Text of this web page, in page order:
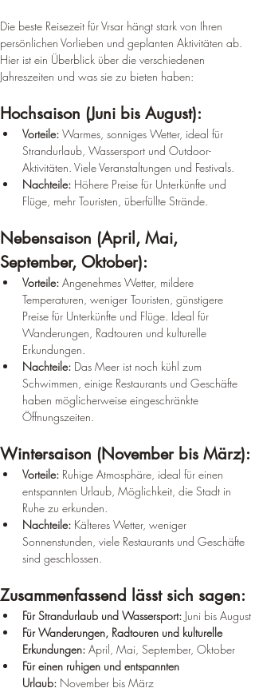
Die beste Reisezeit für Vrsar hängt stark von Ihren
persönlichen Vorlieben und geplanten Aktivitäten ab.
Hier ist ein Überblick über die verschiedenen
Jahreszeiten und was sie zu bieten haben:
Hochsaison (Juni bis August):
Vorteile: Warmes, sonniges Wetter, ideal für
Strandurlaub, Wassersport und Outdoor-
Aktivitäten. Viele Veranstaltungen und Festivals.
Nachteile: Höhere Preise für Unterkünfte und
Flüge, mehr Touristen, überfüllte Strände.
Nebensaison (April, Mai,
September, Oktober):
Vorteile: Angenehmes Wetter, mildere
Temperaturen, weniger Touristen, günstigere
Preise für Unterkünfte und Flüge. Ideal für
Wanderungen, Radtouren und kulturelle
Erkundungen.
Nachteile: Das Meer ist noch kühl zum
Schwimmen, einige Restaurants und Geschäfte
haben möglicherweise eingeschränkte
Öffnungszeiten.
Wintersaison (November bis März):
Vorteile: Ruhige Atmosphäre, ideal für einen
entspannten Urlaub, Möglichkeit, die Stadt in
Ruhe zu erkunden.
Nachteile: Kälteres Wetter, weniger
Sonnenstunden, viele Restaurants und Geschäfte
sind geschlossen.
Zusammenfassend lässt sich sagen:
Für Strandurlaub und Wassersport: Juni bis August
Für Wanderungen, Radtouren und kulturelle
Erkundungen: April, Mai, September, Oktober
Für einen ruhigen und entspannten
Urlaub: November bis März